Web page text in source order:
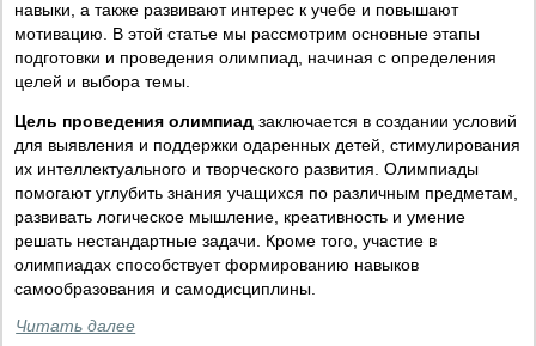
навыки, а также развивают интерес к учебе и повышают
мотивацию. В этой статье мы рассмотрим основные этапы
подготовки и проведения олимпиад, начиная с определения
целей и выбора темы.
Цель проведения олимпиад заключается в создании условий
для выявления и поддержки одаренных детей, стимулирования
их интеллектуального и творческого развития. Олимпиады
помогают углубить знания учащихся по различным предметам,
развивать логическое мышление, креативность и умение
решать нестандартные задачи. Кроме того, участие в
олимпиадах способствует формированию навыков
самообразования и самодисциплины.
Читать далее